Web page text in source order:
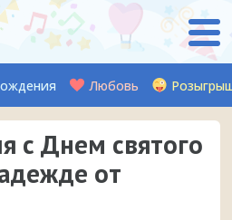
Любовь
с Днем святого
от